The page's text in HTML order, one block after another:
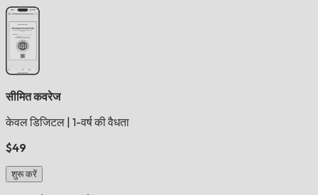
सीमित कवरेज
केवल डिजिटल 1-वर्ष की वैधता
$49
शुरू करें